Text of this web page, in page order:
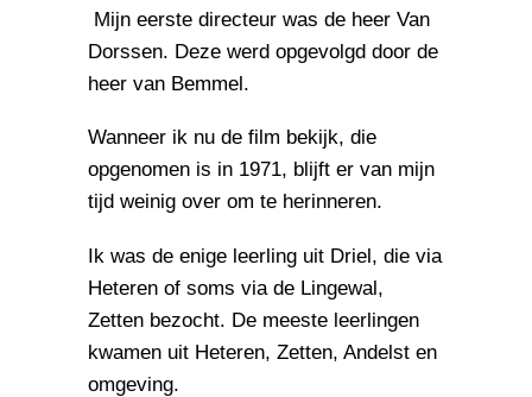
Mijn eerste directeur was de heer Van
Dorssen. Deze werd opgevolgd door de
heer van Bemmel.
Wanneer ik nu de film bekijk, die
opgenomen is in 1971, blijft er van mijn
tijd weinig over om te herinneren.
Ik was de enige leerling uit Driel, die via
Heteren of soms via de Lingewal,
Zetten bezocht. De meeste leerlingen
kwamen uit Heteren, Zetten, Andelst en
omgeving.